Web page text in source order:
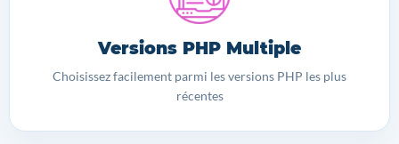
Versions PHP Multiple
Choisissez facilement parmi les versions PHP les plus
récentes